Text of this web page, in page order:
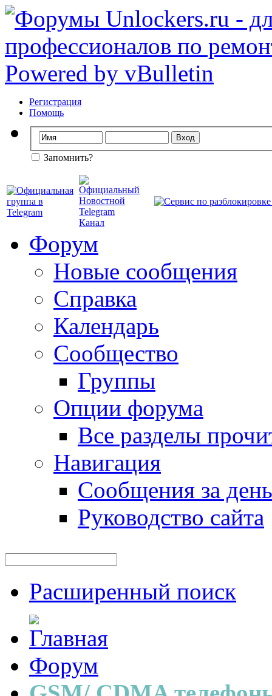
Регистрация
Помощь
Запомнить?
Форум
Новые сообщения
Справка
Календарь
Сообщество
Группы
Опции форума
Все разделы
Навигация
Сообщения за день
Руководство сайта
Расширенный поиск
Форум